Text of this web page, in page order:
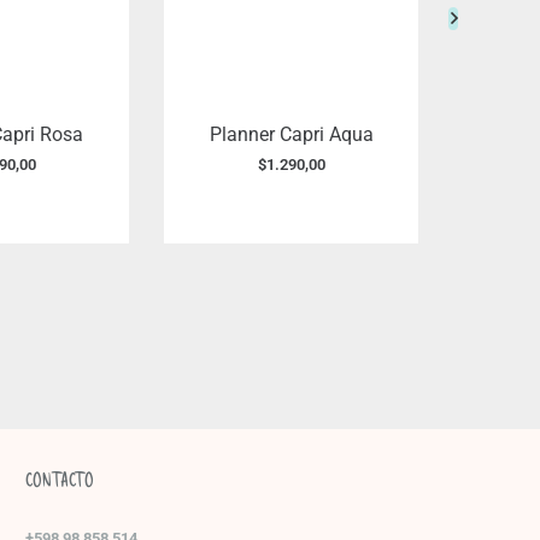
Rosa Planner Capri Aqua
$1.290,00
CONTACTO